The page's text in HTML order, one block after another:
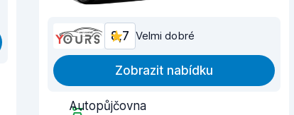
8,7 Velmi dobré
Zobrazit nabídku
Autopůjčovna